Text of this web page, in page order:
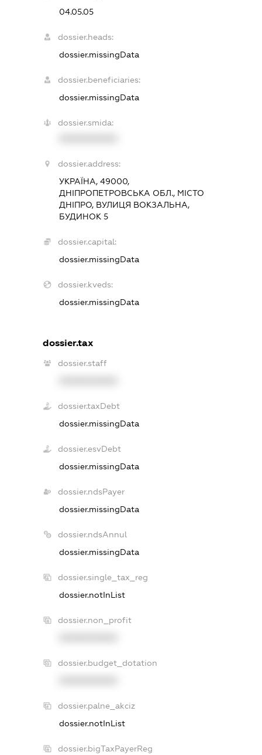
04.05.05
dossier.heads:
dossier.missingData
dossier.beneficiaries:
dossier.missingData
dossier.smida:
dossier.address:
УКРАЇНА, 49000,
ДНІПРОПЕТРОВСЬКА ОБЛ., МІСТО
ДНІПРО, ВУЛИЦЯ ВОКЗАЛЬНА,
БУДИНОК 5
dossier.capital:
dossier.missingData
dossier.kveds:
dossier.missingData
dossier.tax
dossier.staff
dossier.taxDebt
dossier.missingData
dossier.esvDebt
dossier.missingData
dossier.ndsPayer
dossier.missingData
dossier.ndsAnnul
dossier.missingData
dossier.single_tax_reg
dossier.notInList
dossier.non_profit
dossier.budget_dotation
dossier.palne_akciz
dossier.notInList
dossier.bigTaxPayerReg